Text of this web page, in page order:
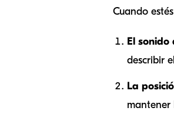
Cuando
El sonido
describir
La
mantener